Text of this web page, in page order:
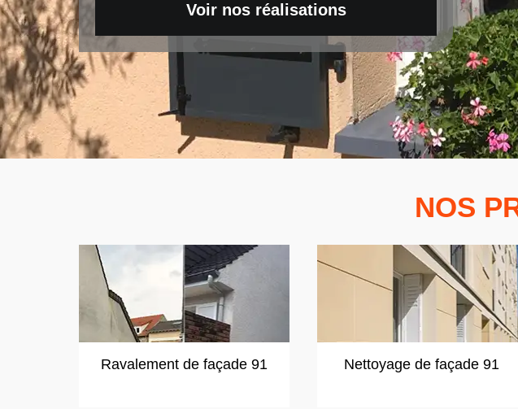
Voir nos réalisations
NOS
Ravalement de façade 91 Nettoyage de façade 91